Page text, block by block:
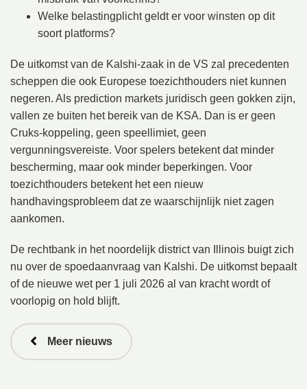
Welke belastingplicht geldt er voor winsten op dit
soort platforms?
De uitkomst van de Kalshi-zaak in de VS zal precedenten
scheppen die ook Europese toezichthouders niet kunnen
negeren. Als prediction markets juridisch geen gokken zijn,
vallen ze buiten het bereik van de KSA. Dan is er geen
Cruks-koppeling, geen speellimiet, geen
vergunningsvereiste. Voor spelers betekent dat minder
bescherming, maar ook minder beperkingen. Voor
toezichthouders betekent het een nieuw
handhavingsprobleem dat ze waarschijnlijk niet zagen
aankomen.
De rechtbank in het noordelijk district van Illinois buigt zich
nu over de spoedaanvraag van Kalshi. De uitkomst bepaalt
of de nieuwe wet per 1 juli 2026 al van kracht wordt of
voorlopig on hold blijft.
Meer nieuws